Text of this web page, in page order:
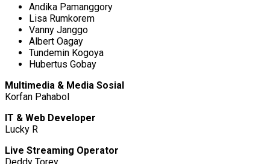
Andika Pamanggory
Lisa Rumkorem
Vanny Janggo
Albert Oagay
Tundemin Kogoya
Hubertus Gobay
Multimedia & Media Sosial
Korfan Pahabol
IT & Web Developer
Lucky R
Live Streaming Operator